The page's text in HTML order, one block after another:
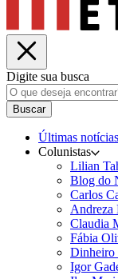
Digite sua busca
Buscar
Últimas notícias
Colunistas
Lilian
Blog do
Carlos
Andreza
Claudia
Fábia
Dinheiro
Igor